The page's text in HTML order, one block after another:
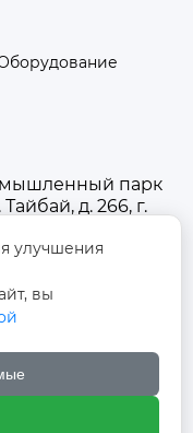
парк
д. 266, г.
улучшения
вы